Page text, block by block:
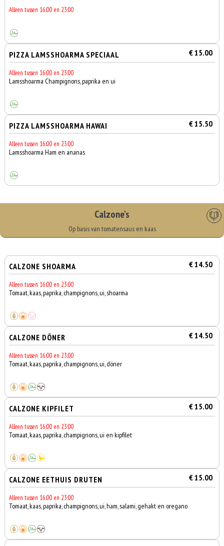
Alleen tussen 16:00 en 23:00
PIZZA LAMSSHOARMA SPECIAAL € 15.00
Alleen tussen 16:00 en 23:00
Lamsshoarma Champignons, paprika en ui
PIZZA LAMSSHOARMA HAWAI € 15.50
Alleen tussen 16:00 en 23:00
Lamsshoarma Ham en ananas
Calzone's
Op basis van tomatensaus en kaas
CALZONE SHOARMA € 14.50
Alleen tussen 16:00 en 23:00
Tomaat, kaas, paprika, champignons, ui, shoarma
CALZONE DÖNER € 14.50
Alleen tussen 16:00 en 23:00
Tomaat, kaas, paprika, champignons, ui, döner
CALZONE KIPFILET € 15.00
Alleen tussen 16:00 en 23:00
Tomaat, kaas, paprika, champignons, ui en kipfilet
CALZONE EETHUIS DRUTEN € 15.00
Alleen tussen 16:00 en 23:00
Tomaat, kaas, paprika, champignons, ui, ham, salami, gehakt en oregano